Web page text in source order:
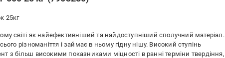
25кг
світі як найефективніший та найдоступніший сполучний матеріал.
різноманіття і займає в ньому гідну нішу. Високий ступінь
з більш високими показниками міцності в ранні терміни твердіння,